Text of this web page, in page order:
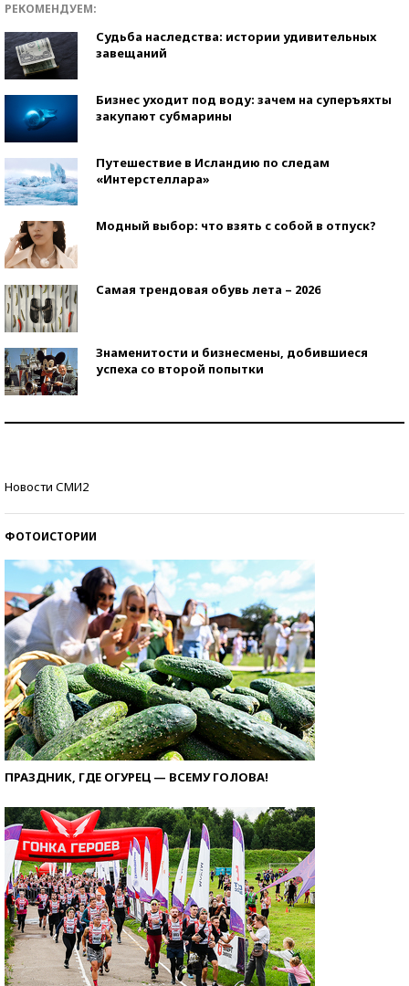
РЕКОМЕНДУЕМ:
Судьба наследства: истории удивительных
завещаний
Бизнес уходит под воду: зачем на суперъяхты
закупают субмарины
Путешествие в Исландию по следам
«Интерстеллара»
Модный выбор: что взять с собой в отпуск?
Самая трендовая обувь лета – 2026
Знаменитости и бизнесмены, добившиеся
успеха со второй попытки
Новости СМИ2
ФОТОИСТОРИИ
ПРАЗДНИК, ГДЕ ОГУРЕЦ — ВСЕМУ ГОЛОВА!